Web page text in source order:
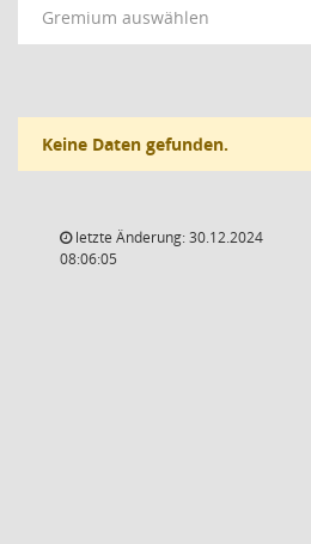
Gremium auswählen
Keine Daten gefunden.
letzte Änderung: 30.12.2024
08:06:05